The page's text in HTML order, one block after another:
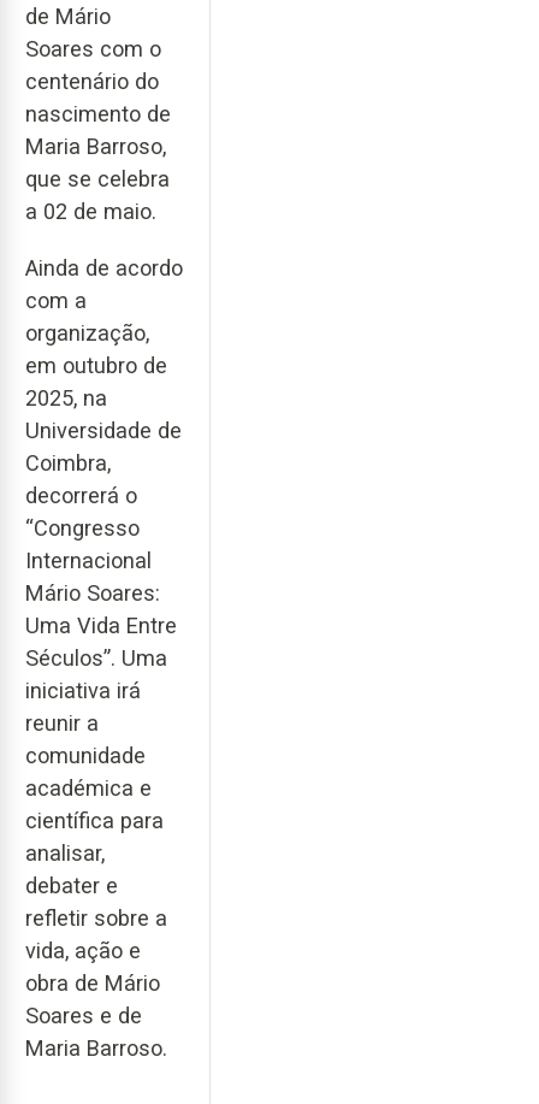
de Mário
Soares com o
centenário do
nascimento de
Maria Barroso,
que se celebra
a 02 de maio.
Ainda de acordo
com a
organização,
em outubro de
2025, na
Universidade de
Coimbra,
decorrerá o
“Congresso
Internacional
Mário Soares:
Uma Vida Entre
Séculos”. Uma
iniciativa irá
reunir a
comunidade
académica e
científica para
analisar,
debater e
refletir sobre a
vida, ação e
obra de Mário
Soares e de
Maria Barroso.